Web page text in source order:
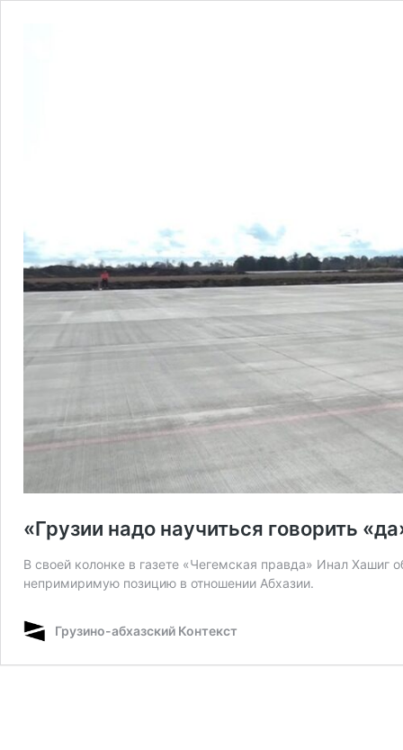
«Грузии надо научиться говорить
В своей колонке в газете «Чегемская правда» Инал Хашиг
непримиримую позицию в отношении Абхазии.
Грузино-абхазский Контекст